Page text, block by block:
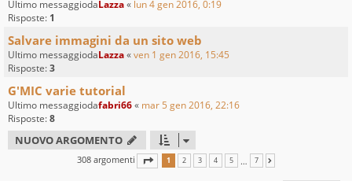
Ultimo messaggiodaLazza« lun 4 gen 2016, 0:19
Risposte: 1
Salvare immagini da un sito web
Ultimo messaggiodaLazza«ven 1 gen 2016, 15:45
Risposte:3
G'MIC varie tutorial
Ultimo messaggiodafabri66« mar 5 gen 2016, 22:16
Risposte:8
NUOVO ARGOMENTO
308 argomenti PAGINA1 7
1 2 3 4 5 … 7